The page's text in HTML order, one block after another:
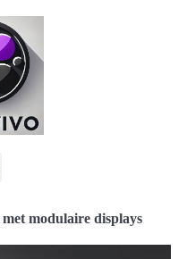
modulaire displays